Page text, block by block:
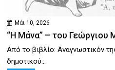
Μάι 10, 2026
“Η Μάνα” – του Γεώργιου
Από το βιβλίο: Αναγνωστικόν
δημοτικού...